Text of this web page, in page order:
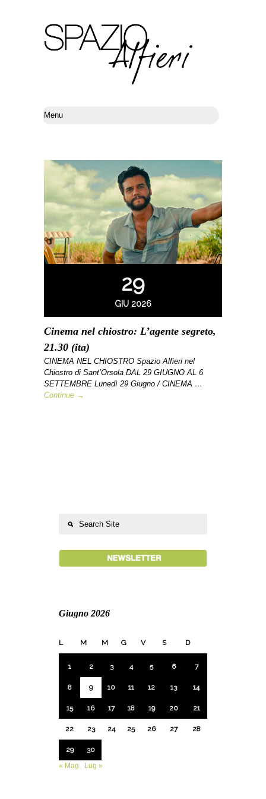
29
GIU 2026
Cinema nel chiostro: L’agente segreto,
21.30 (ita)
CINEMA NEL CHIOSTRO Spazio Alfieri nel
Chiostro di Sant’Orsola DAL 29 GIUGNO AL 6
SETTEMBRE Lunedì 29 Giugno / CINEMA …
Continue →
Giugno 2026
L M M G V S D
1 2 3 4 5 6 7
8 9 10 11 12 13 14
15 16 17 18 19 20 21
22 23 24 25 26 27 28
29
30
« Mag
Lug »